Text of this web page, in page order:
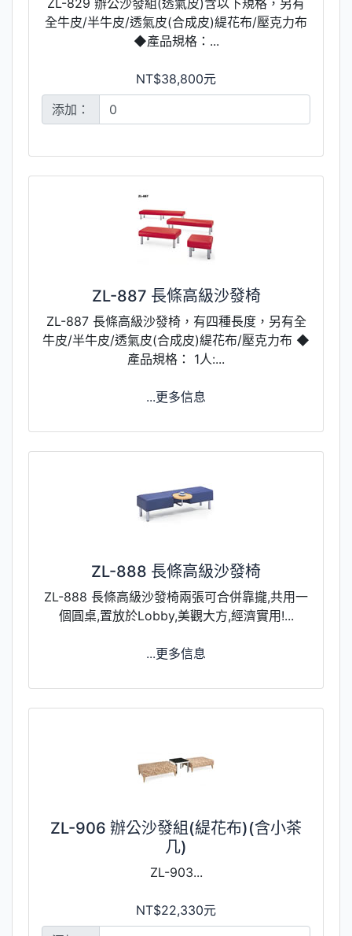
全牛皮/半牛皮/透氣皮(合成皮)緹花布/壓克力布
◆產品規格：...
NT$38,800元
添加：
ZL-887 長條高級沙發椅
ZL-887 長條高級沙發椅，有四種長度，另有全
牛皮/半牛皮/透氣皮(合成皮)緹花布/壓克力布 ◆
產品規格： 1人:...
...更多信息
ZL-888 長條高級沙發椅
ZL-888 長條高級沙發椅兩張可合併靠攏,共用一
個圓桌,置放於Lobby,美觀大方,經濟實用!...
...更多信息
ZL-906 辦公沙發組(緹花布)(含小茶
几)
ZL-903...
NT$22,330元